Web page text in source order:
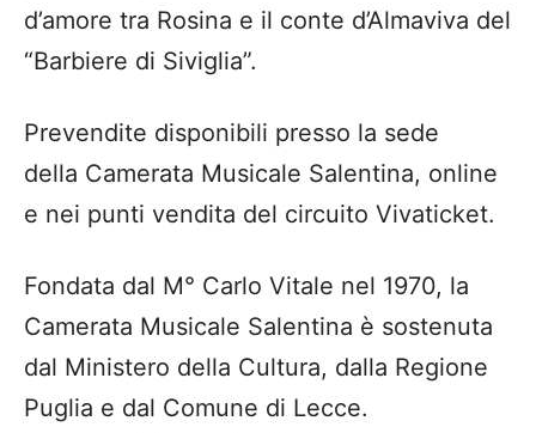
d’amore tra Rosina e il conte d’Almaviva del
“Barbiere di Siviglia”.
Prevendite disponibili presso la sede
della Camerata Musicale Salentina, online
e nei punti vendita del circuito Vivaticket.
Fondata dal M° Carlo Vitale nel 1970, la
Camerata Musicale Salentina è sostenuta
dal Ministero della Cultura, dalla Regione
Puglia e dal Comune di Lecce.